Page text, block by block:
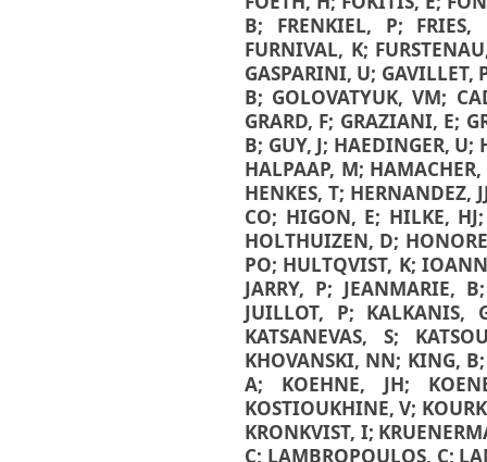
B; FRENKIEL, P; FRIES,
FURNIVAL, K;
GASPARINI, U; GAVILLET,
B; GOLOVATYUK, VM;
GRARD, F; GRAZIANI, E;
B; GUY, J; HAEDINGER, U;
HALPAAP, M; HAMACHER,
HENKES, T; HERNANDEZ,
CO; HIGON, E; HILKE, HJ
HOLTHUIZEN, D;
PO; HULTQVIST, K;
JARRY, P; JEANMARIE, B
JUILLOT, P; KALKANIS,
KATSANEVAS, S;
KHOVANSKI, NN; KING, B
A; KOEHNE, JH;
KOSTIOUKHINE, V;
KRONKVIST, I;
C; LAMBROPOULOS, C;